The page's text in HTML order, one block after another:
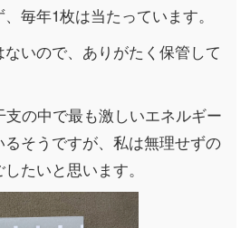
毎年1枚は当たっています。
いので、ありがたく保管して
の中で最も激しいエネルギー
そうですが、私は無理せずの
たいと思います。